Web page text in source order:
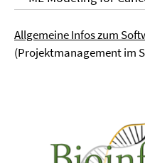
Allgemeine Infos zum
(Projektmanagement im